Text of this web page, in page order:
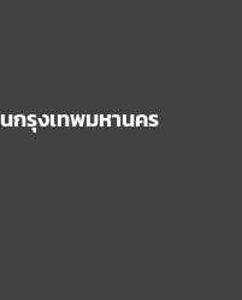
กรุงเทพมหานคร